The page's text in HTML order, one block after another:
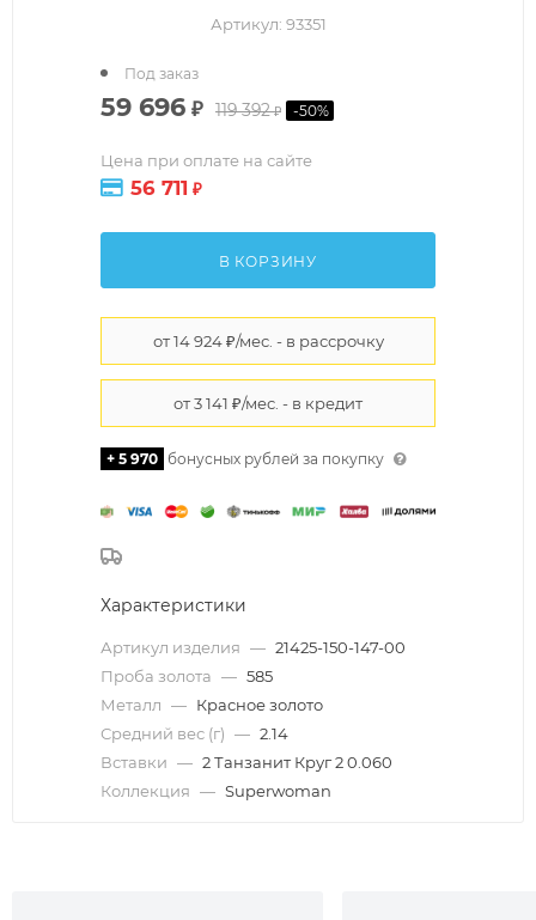
Артикул: 93351
59 696 ₽ 119 392₽ -50%
Цена при оплате на сайте
56 711 ₽
Под заказ
В КОРЗИНУ
+ 5 970 бонусных рублей за покупку
Характеристики
Артикул изделия — 21425-150-147-00
Проба золота — 585
Металл — Красное золото
Средний вес (г) — 2.14
Вставки — 2 Танзанит Круг 2 0.060
Коллекция — Superwoman